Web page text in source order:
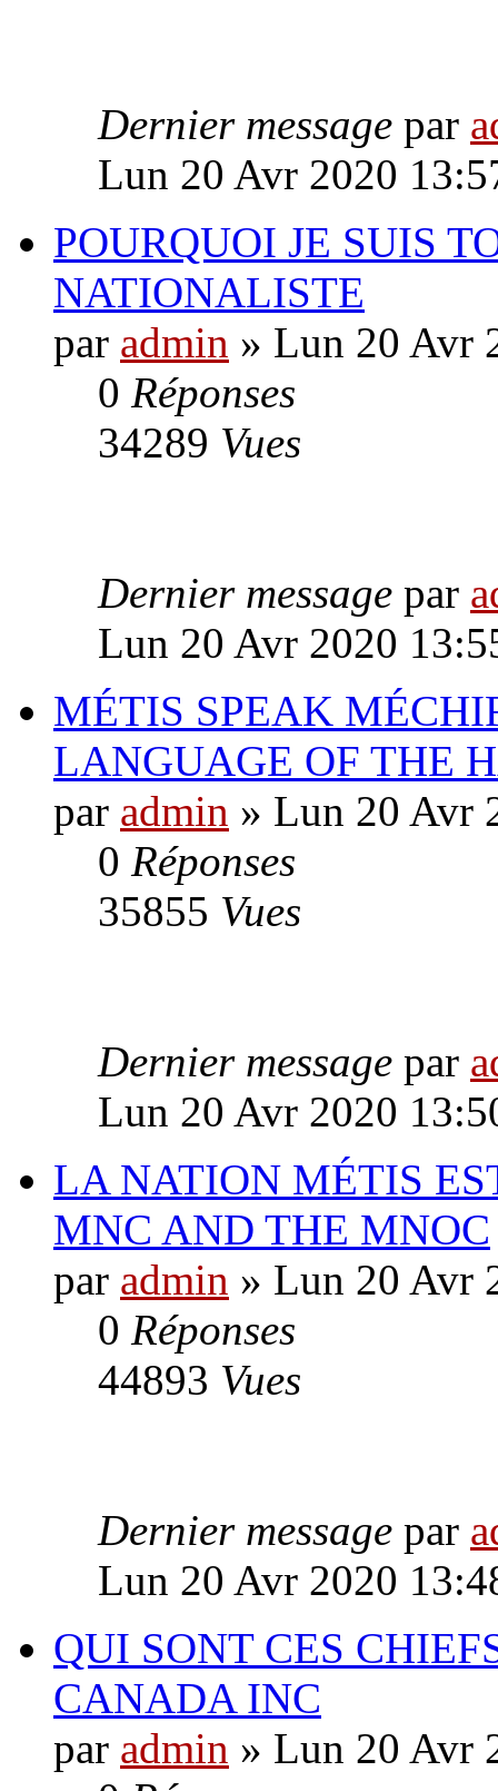
Dernier message par
Lun 20 Avr 2020
POURQUOI JE SUIS
NATIONALISTE
par admin » Lun 20 Avr
0 Réponses
34289 Vues
Dernier message par
Lun 20 Avr 2020
MÉTIS SPEAK
LANGUAGE OF THE
par admin » Lun 20 Avr
0 Réponses
35855 Vues
Dernier message par
Lun 20 Avr 2020
LA NATION MÉTIS
MNC AND THE MNOC
par admin » Lun 20 Avr
0 Réponses
44893 Vues
Dernier message par
Lun 20 Avr 2020
QUI SONT CES
CANADA INC
par admin » Lun 20 Avr